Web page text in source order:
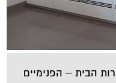
הבית – הפנימיים